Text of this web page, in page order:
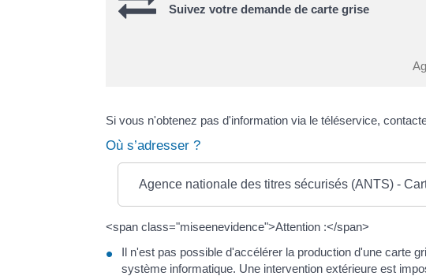
Suivez votre demande de carte grise
Si vous n'obtenez pas d'information via le téléservice,
Où s’adresser ?
Agence nationale des titres sécurisés (ANTS) -
<span class="miseenevidence">Attention :</span>
Il n'est pas possible d'accélérer la production d'une carte
système informatique. Une intervention extérieure est